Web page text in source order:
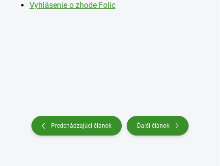
Vyhlásenie o zhode Folic
Predchádzajúci článok Ďalší článok